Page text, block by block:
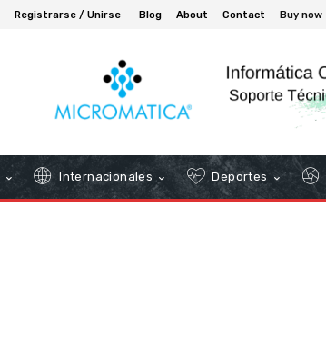
Registrarse / Unirse Blog About Contact Buy now
Internacionales Deportes